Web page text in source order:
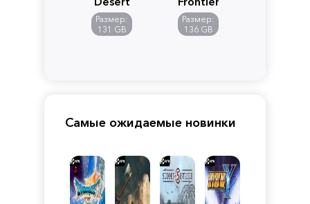
Размер:
131 GB
of
Pandora
Размер:
136 GB
Самые ожидаемые новинки